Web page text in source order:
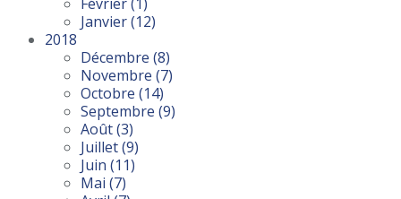
Janvier(12)
2018
Décembre (8)
Novembre (7)
Octobre (14)
Septembre (9)
Août(3)
Juillet(9)
Juin (11)
Mai (7)